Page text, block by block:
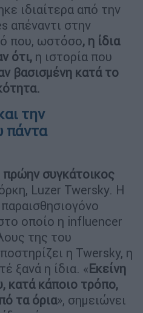
ιδιαίτερα από την
απέναντι στην
που, ωστόσο, η ίδια
ότι, η ιστορία που
βασισμένη κατά το
την
πάντα
πρώην συγκάτοικος
Luzer Twersky. Η
οποίο η influencer
της του
η Twersky, η
ξανά η ίδια. «Εκείνη
κατά κάποιο τρόπο,
τα όρια», σημειώνει